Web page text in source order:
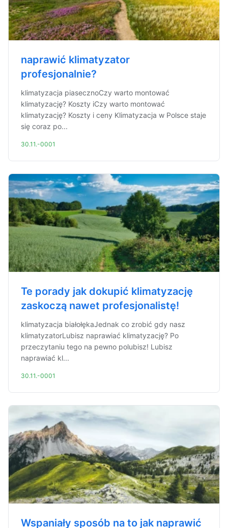
naprawić klimatyzator
profesjonalnie?
klimatyzacja piasecznoCzy warto montować
klimatyzację? Koszty iCzy warto montować
klimatyzację? Koszty i ceny Klimatyzacja w Polsce staje
się coraz po...
30.11.-0001
Te porady jak dokupić klimatyzację
zaskoczą nawet profesjonalistę!
klimatyzacja białołękaJednak co zrobić gdy nasz
klimatyzatorLubisz naprawiać klimatyzację? Po
przeczytaniu tego na pewno polubisz! Lubisz
naprawiać kl...
30.11.-0001
Wspaniały sposób na to jak naprawić